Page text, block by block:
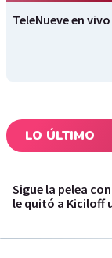
TeleNueve en vivo
LO ÚLTIMO
Sigue la pelea
le quitó a Kiciloff